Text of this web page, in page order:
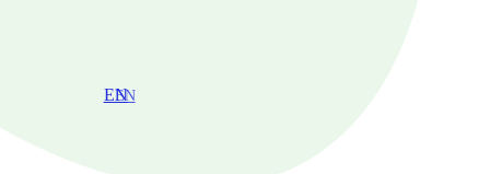
EN
EN